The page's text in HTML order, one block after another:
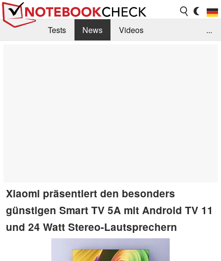
Tests News
Videos
...
Xiaomi präsentiert den besonders
günstigen Smart TV 5A mit Android TV 11
und 24 Watt Stereo-Lautsprechern